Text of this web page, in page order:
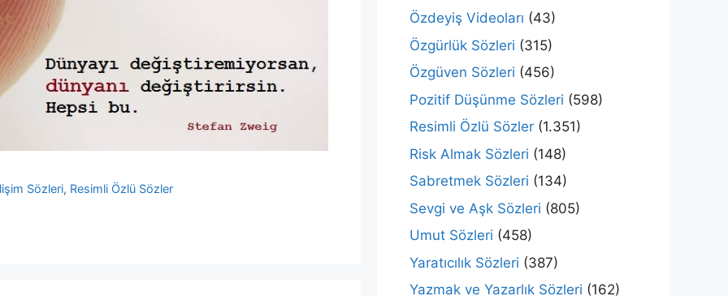
Sözleri, Resimli Özlü Sözler
Özdeyiş Videoları (43)
Özgürlük Sözleri (315)
Özgüven Sözleri (456)
Pozitif Düşünme Sözleri (598)
Resimli Özlü Sözler (1.351)
Risk Almak Sözleri (148)
Sabretmek Sözleri (134)
Sevgi ve Aşk Sözleri (805)
Umut Sözleri (458)
Yaratıcılık Sözleri (387)
Yazmak ve Yazarlık Sözleri (162)